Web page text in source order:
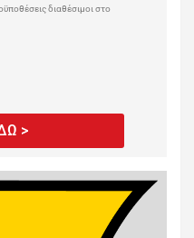
διαθέσιμοι στο
>